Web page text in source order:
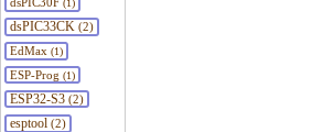
(1)
dsPIC33CK (2)
EdMax (1)
ESP-Prog (1)
ESP32-S3 (2)
esptool (2)